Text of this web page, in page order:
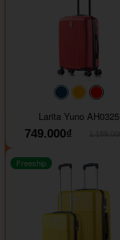
#093f69#ffa500
Larita Yuno AH0325
749.000₫
Freeship